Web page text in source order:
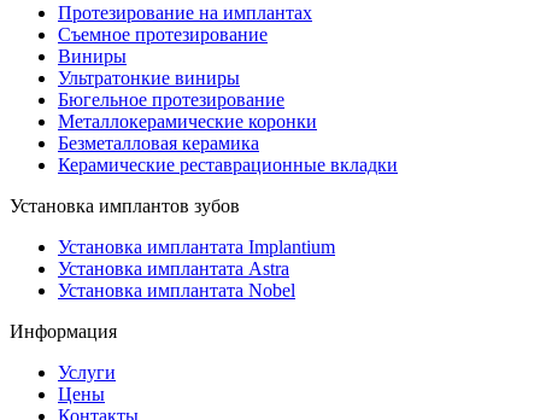
Протезирование на имплантах
Съемное протезирование
Виниры
Ультратонкие виниры
Бюгельное протезирование
Металлокерамические коронки
Безметалловая керамика
Керамические реставрационные вкладки
Установка имплантов зубов
Установка имплантата Implantium
Установка имплантата Astra
Установка имплантата Nobel
Информация
Услуги
Цены
Контакты